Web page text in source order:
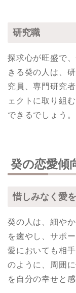
研究職
探求心が旺盛で
きる癸の人は、
究員、専門研究
ェクトに取り組
できるでしょう。
癸の恋愛傾
惜しみなく愛
癸の人は、細や
を癒やし、サポ
愛においても相
のように、周囲
を自分の幸せと